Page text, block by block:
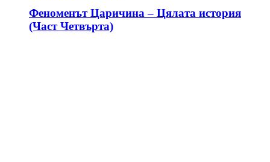
Феноменът Царичина – Цялата история
(Част Четвърта)